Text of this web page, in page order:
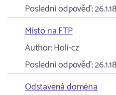
Poslední odpověď:
Místo na FTP
Author:Holi-cz
Poslední odpověď:
Odstavená doména